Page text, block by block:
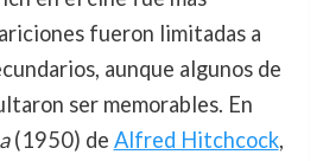
fueron limitadas a
aunque algunos de
ser memorables. En
(1950) de Alfred Hitchcock,